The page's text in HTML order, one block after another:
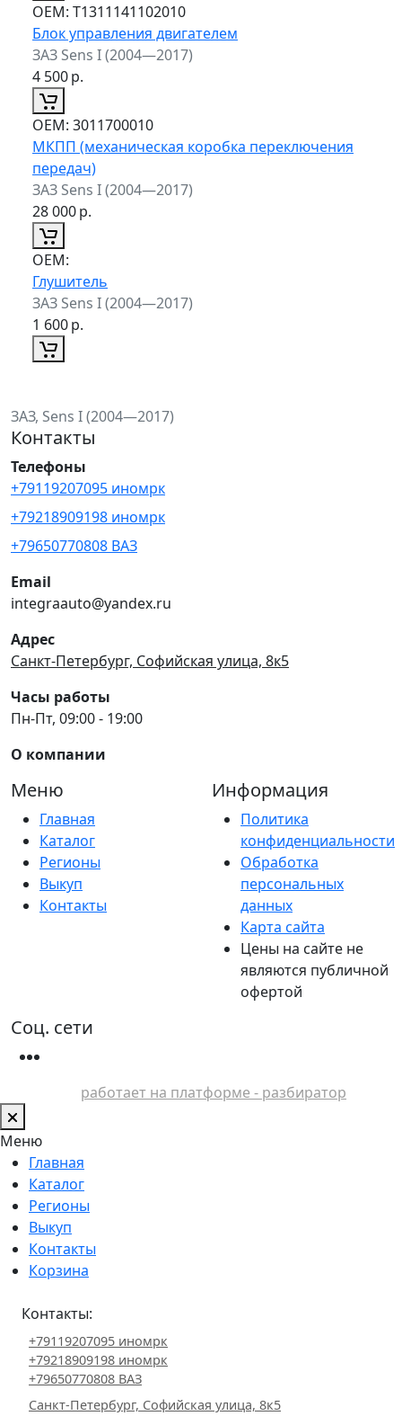
ОЕМ: T1311141102010
Блок управления двигателем
ЗАЗ Sens I (2004—2017)
4 500р.
ОЕМ: 3011700010
МКПП (механическая коробка переключения
передач)
ЗАЗ Sens I (2004—2017)
28 000р.
ОЕМ:
Глушитель
ЗАЗ Sens I (2004—2017)
1 600р.
ЗАЗ, Sens I (2004—2017)
Контакты
Телефоны
+79119207095 иномрк
+79218909198 иномрк
+79650770808 ВАЗ
Email
integraauto@yandex.ru
Адрес
Санкт-Петербург, Софийская улица, 8к5
Часы работы
Пн-Пт, 09:00 - 19:00
О компании
Меню
Главная
Каталог
Регионы
Выкуп
Контакты
Информация
Политика
конфиденциальности
Обработка
персональных
данных
Карта сайта
Цены на сайте не
являются публичной
офертой
Соц. сети
работает на платформе - разбиратор
Меню
Главная
Каталог
Регионы
Выкуп
Контакты
Корзина
Контакты:
+79119207095 иномрк
+79218909198 иномрк
+79650770808 ВАЗ
Санкт-Петербург, Софийская улица, 8к5